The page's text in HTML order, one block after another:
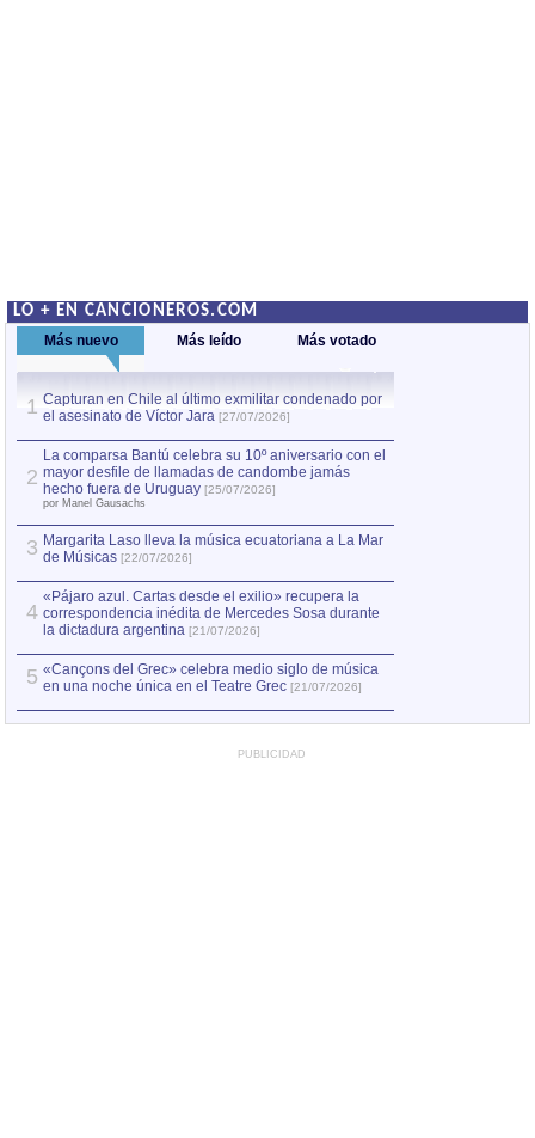
LO + EN CANCIONEROS.COM
Más nuevo Más leído Más votado
1 Capturan en Chile al último exmilitar condenado por
el asesinato de Víctor Jara [27/07/2026]
2
La comparsa Bantú celebra su 10º aniversario con el
mayor desfile de llamadas de candombe jamás
hecho fuera de Uruguay [25/07/2026]
por Manel Gausachs
3 Margarita Laso lleva la música ecuatoriana a La Mar
de Músicas [22/07/2026]
4
«Pájaro azul. Cartas desde el exilio» recupera la
correspondencia inédita de Mercedes Sosa durante
la dictadura argentina [21/07/2026]
5 «Cançons del Grec» celebra medio siglo de música
en una noche única en el Teatre Grec [21/07/2026]
PUBLICIDAD